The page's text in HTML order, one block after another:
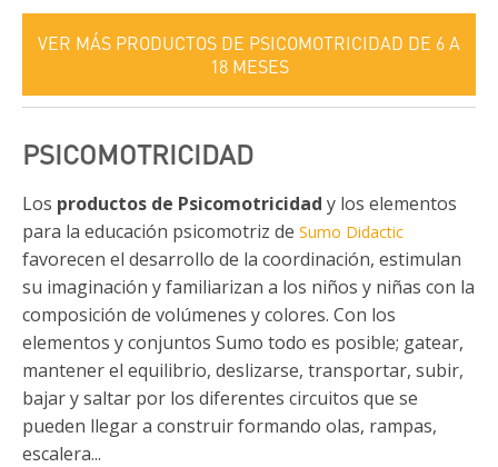
VER MÁS PRODUCTOS DE PSICOMOTRICIDAD DE 6 A
18 MESES
PSICOMOTRICIDAD
Los productos de Psicomotricidad y los elementos
para la educación psicomotriz de Sumo Didactic
favorecen el desarrollo de la coordinación, estimulan
su imaginación y familiarizan a los niños y niñas con la
composición de volúmenes y colores. Con los
elementos y conjuntos Sumo todo es posible; gatear,
mantener el equilibrio, deslizarse, transportar, subir,
bajar y saltar por los diferentes circuitos que se
pueden llegar a construir formando olas, rampas,
escalera...